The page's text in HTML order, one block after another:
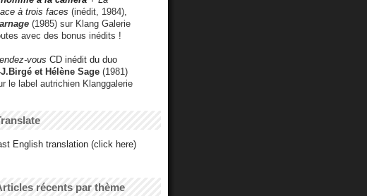
à trois faces (inédit, 1984),
(1985) sur Klang Galerie
avec des bonus inédits !
vous CD inédit du duo
et Hélène Sage (1981)
le label autrichien Klanggalerie
English translation (click here)
récents par thème